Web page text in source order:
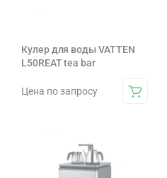
Кулер для воды VATTEN
L50REAT tea bar
Цена по запросу